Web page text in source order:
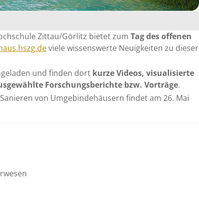
Zittau/Görlitz bietet zum Tag des offenen
viele wissenswerte Neuigkeiten zu dieser
und finden dort kurze Videos, visualisierte
Forschungsberichte bzw. Vorträge.
von Umgebindehäusern findet am 26. Mai